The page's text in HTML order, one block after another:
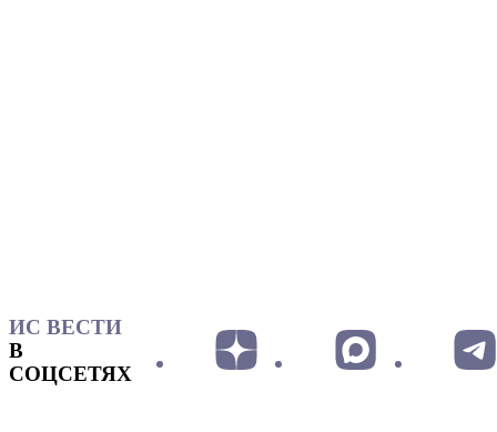
ИС ВЕСТИ
В
СОЦСЕТЯХ